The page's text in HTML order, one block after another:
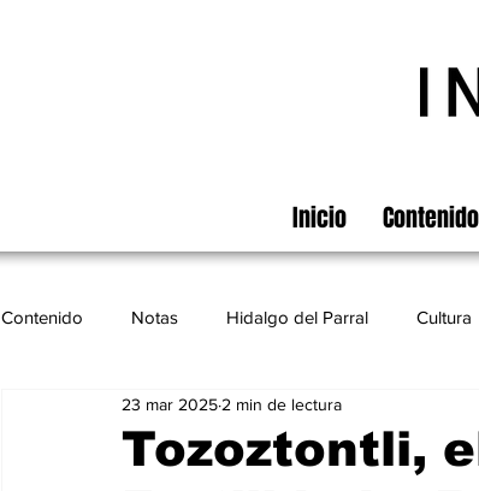
Inicio Contenido
Contenido Notas Hidalgo del Parral Cultura
Cinematografía México Turismo
Tozoztontli,
23 mar 2025 2 min de lectura